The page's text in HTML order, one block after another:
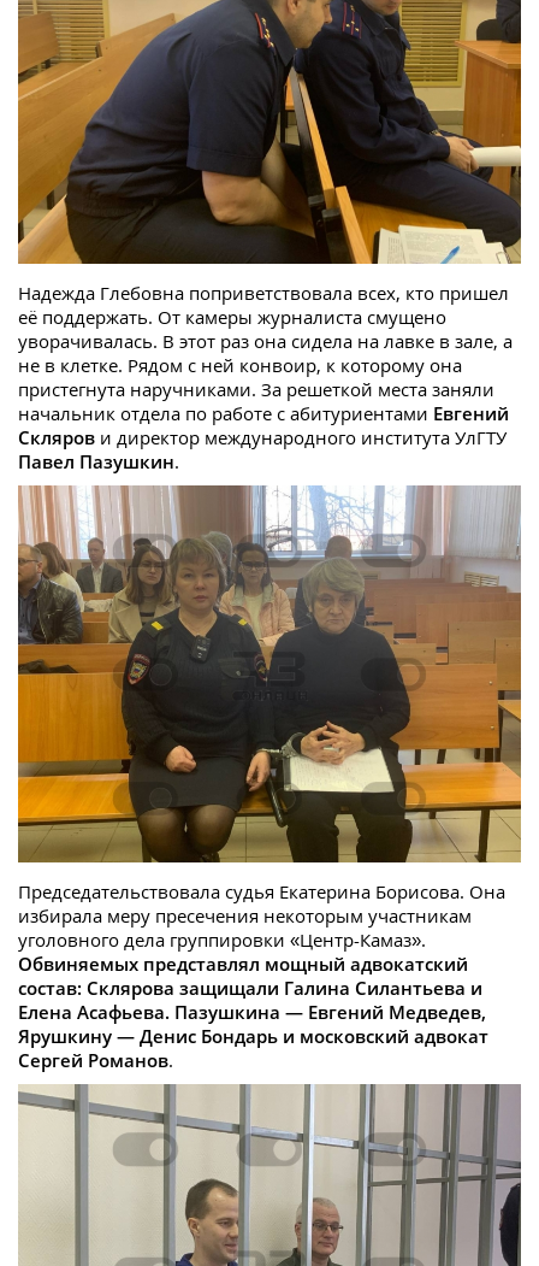
Надежда Глебовна поприветствовала всех, кто пришел
её поддержать. От камеры журналиста смущено
уворачивалась. В этот раз она сидела на лавке в зале, а
не в клетке. Рядом с ней конвоир, к которому она
пристегнута наручниками. За решеткой места заняли
начальник отдела по работе с абитуриентами Евгений
Скляров и директор международного института УлГТУ
Павел Пазушкин.
Председательствовала судья Екатерина Борисова. Она
избирала меру пресечения некоторым участникам
уголовного дела группировки «Центр-Камаз».
Обвиняемых представлял мощный адвокатский
состав: Склярова защищали Галина Силантьева и
Елена Асафьева. Пазушкина — Евгений Медведев,
Ярушкину — Денис Бондарь и московский адвокат
Сергей Романов.